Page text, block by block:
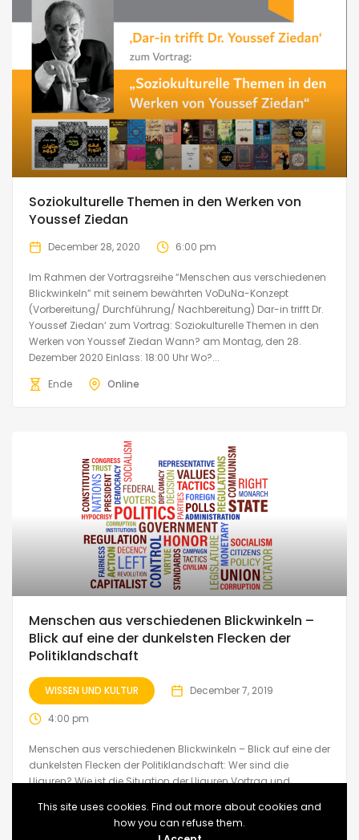
Soziokulturelle Themen in den Werken von
Youssef Ziedan
December 28, 2020 6:00 pm
Im Rahmen der Vortragsreihe “Menschen aus verschiedenen
Blickwinkeln” mit seinem bewährten VoDuNa-Konzept
(Vorbereitung/ Durchführung/ Nachbereitung) Dar-in trifft Dr.
Youssef Ziedan‘ zum Vortrag: Soziokulturelle Themen in den
Werken von Youssef Ziedan Wann? am Montag, den 28.
Dezember 2020 Einlass: 18:00 Uhr Wo?...
Ende
Online
Menschen aus verschiedenen Blickwinkeln –
Blick auf eine der dunkelsten Flecken der
Politiklandschaft
WISSEN UND KULTUR December 7, 2019
4:00 pm
Menschen aus verschiedenen Blickwinkeln – Blick auf eine der
dunkelsten Flecken der Politiklandschaft: Wer sind die
Uiguren? Wie ist die Situation der Uiguren Vortrag und
2019 Beginn? 16:30 Uhr Es findet ein...
This site uses cookies. Find out more about cookies and
how you can refuse them.